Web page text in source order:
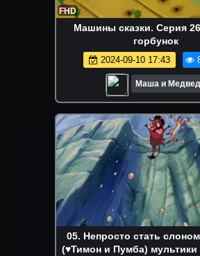
FHD
Машины сказки. Серия
горбунок
2024-09-10 17:43
Маша и
05. Непросто стать
(♥Тимон и Пумба) мультики